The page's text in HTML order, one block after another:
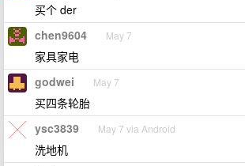
买个 der
chen9604 May 7
家具家电
godwei May 7
买四条轮胎
ysc3839 May 7 via Android
洗地机